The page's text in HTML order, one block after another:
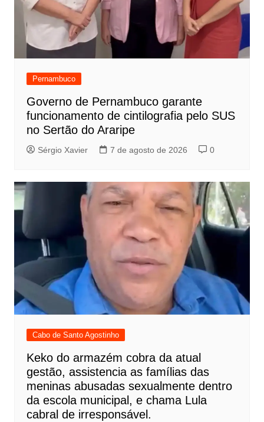
Pernambuco
Governo de Pernambuco garante
funcionamento de cintilografia pelo SUS
no Sertão do Araripe
Sérgio Xavier 7 de agosto de 2026 0
Cabo de Santo Agostinho
Keko do armazém cobra da atual
gestão, assistencia as famílias das
meninas abusadas sexualmente dentro
da escola municipal, e chama Lula
cabral de irresponsável.